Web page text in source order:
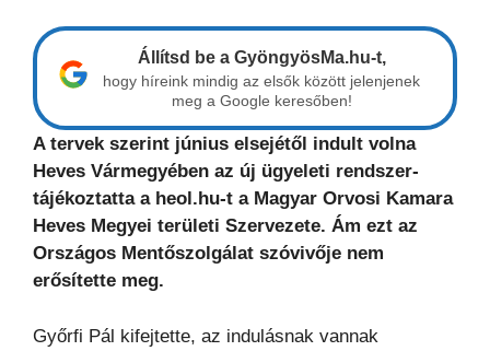
Állítsd be a GyöngyösMa.hu-t,
hogy híreink mindig az elsők között jelenjenek
meg a Google keresőben!
A tervek szerint június elsejétől indult volna
Heves Vármegyében az új ügyeleti rendszer-
tájékoztatta a heol.hu-t a Magyar Orvosi Kamara
Heves Megyei területi Szervezete. Ám ezt az
Országos Mentőszolgálat szóvivője nem
erősítette meg.
Győrfi Pál kifejtette, az indulásnak vannak